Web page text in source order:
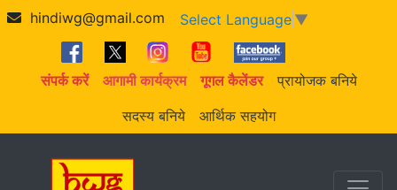
hindiwg@gmail.com Select Language ▼
संपर्क करें आगामी कार्यक्रम गूगल कैलेंडर
प्रायोजक बनिये
सदस्य बनिये
आर्थिक सहयोग